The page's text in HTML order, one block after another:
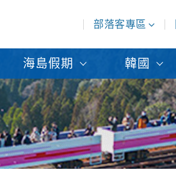
部落客專區
海島假期 韓國